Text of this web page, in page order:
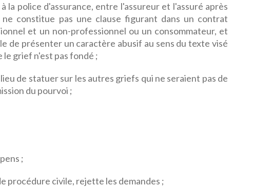
la police d'assurance, entre l'assureur et l'assuré après
ne constitue pas une clause figurant dans un contrat
et un non-professionnel ou un consommateur, et
de présenter un caractère abusif au sens du texte visé
le grief n'est pas fondé ;
de statuer sur les autres griefs qui ne seraient pas de
du pourvoi ;
;
procédure civile, rejette les demandes ;